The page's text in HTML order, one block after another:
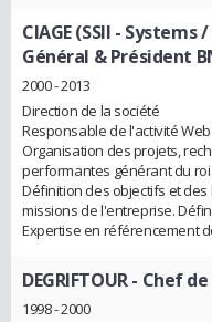
CIAGE (SSII -
Général & Président
2000 - 2013
Direction de la société
Responsable de l'activité
Organisation des projets,
performantes générant du
Définition des objectifs et
missions de l'entreprise.
Expertise en référencement
DEGRIFTOUR- Chef
1998 - 2000